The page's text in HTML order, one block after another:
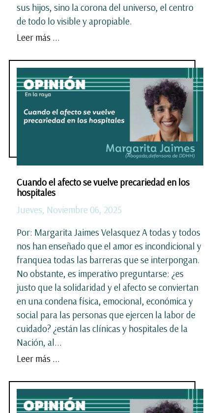
sus hijos, sino la corona del universo, el centro
de todo lo visible y apropiable.
Leer más ...
Cuando el afecto se vuelve precariedad en los
hospitales
Jueves, Noviembre 06, 2025
Por: Margarita Jaimes Velasquez A todas y todos
nos han enseñado que el amor es incondicional y
franquea todas las barreras que se interpongan.
No obstante, es imperativo preguntarse: ¿es
justo que la solidaridad y el afecto se conviertan
en una condena física, emocional, económica y
social para las personas que ejercen la labor de
cuidado? ¿están las clínicas y hospitales de la
Nación, al...
Leer más ...